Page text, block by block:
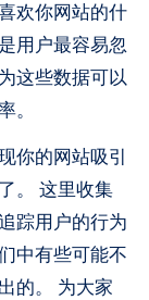
欢你网站的什
用户最容易忽
这些数据可以
。
的网站吸引
。 这里收集
踪用户的行为
中有些可能不
的。 为大家